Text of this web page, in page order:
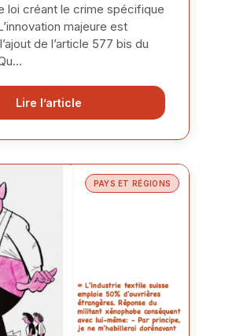
loi créant le crime spécifique
majeure est
de l’article 577 bis du
Lire l’article
PAYS ET RÉGIONS